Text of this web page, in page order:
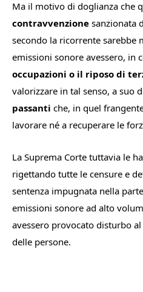
Ma il motivo di doglianza che
contravvenzione sanzionata
secondo la ricorrente sarebbe
emissioni sonore avessero, in
occupazioni o il riposo di
valorizzare in tal senso, a suo
passanti che, in quel
lavorare né a recuperare le
La Suprema Corte tuttavia le
rigettando tutte le censure e
sentenza impugnata nella
emissioni sonore ad alto
avessero provocato disturbo
delle persone.